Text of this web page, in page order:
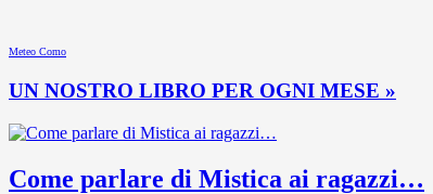
Meteo Como
UN NOSTRO LIBRO PER OGNI MESE »
Come parlare di Mistica ai ragazzi…